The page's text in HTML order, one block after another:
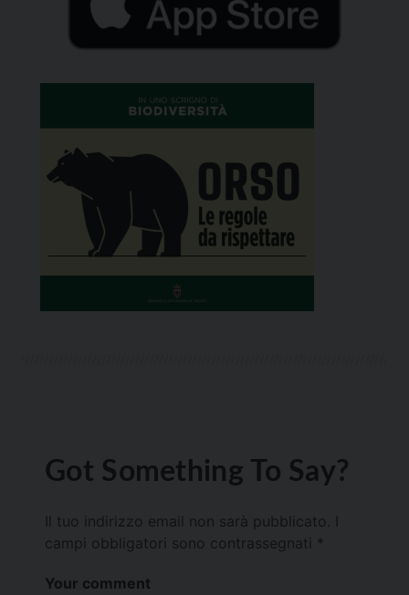
Got Something To Say?
Il tuo indirizzo email non sarà pubblicato.
campi obbligatori sono contrassegnati *
Your comment